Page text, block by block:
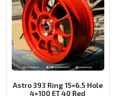
Astro 393 Ring 15×6.5 Hole
4×100 ET 40 Red